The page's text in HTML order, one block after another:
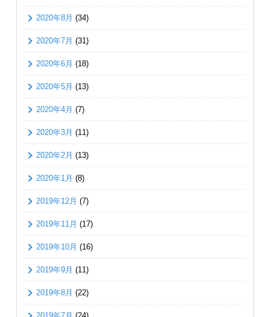
2020年8月 (34)
2020年7月 (31)
2020年6月 (18)
2020年5月 (13)
2020年4月 (7)
2020年3月 (11)
2020年2月 (13)
2020年1月 (8)
2019年12月 (7)
2019年11月 (17)
2019年10月 (16)
2019年9月 (11)
2019年8月 (22)